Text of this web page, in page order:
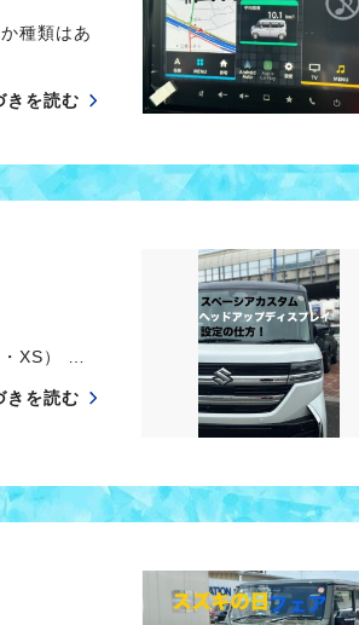
種類はあ
きを読む
XS） …
きを読む